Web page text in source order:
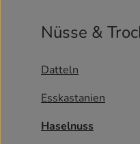
Nüsse &
Datteln
Esskastanien
Haselnuss